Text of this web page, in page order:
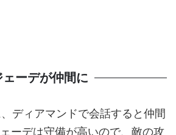
ェーデが仲間に
ディアマンドで会話すると仲間
ーデは守備が高いので、敵の攻